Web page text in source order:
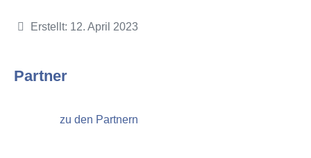
Partner
zu den Partnern
Details
Erstellt: 12. April 2023